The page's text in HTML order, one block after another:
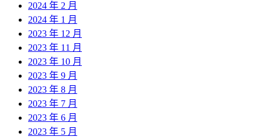
2024 年 2 月
2024 年 1 月
2023 年 12 月
2023 年 11 月
2023 年 10 月
2023 年 9 月
2023 年 8 月
2023 年 7 月
2023 年 6 月
2023 年 5 月